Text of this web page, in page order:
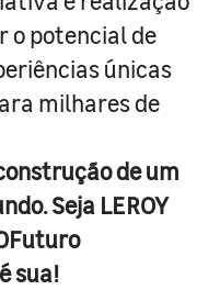
o potencial de
únicas
milhares de
de um
Seja LEROY
sua!